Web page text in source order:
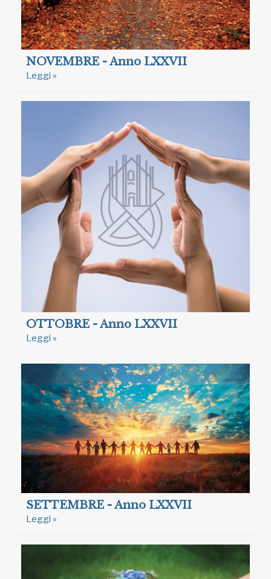
NOVEMBRE - Anno LXXVII
Leggi »
OTTOBRE - Anno LXXVII
Leggi »
SETTEMBRE - Anno LXXVII
Leggi »